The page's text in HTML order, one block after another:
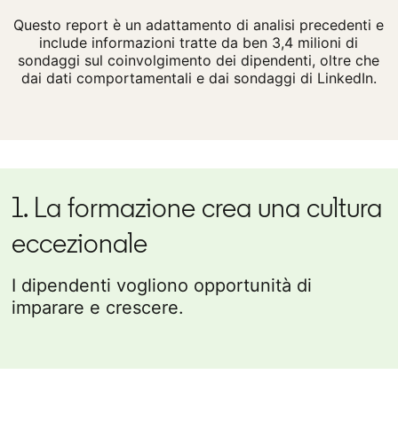
Questo report è un adattamento di analisi precedenti e
include informazioni tratte da ben 3,4 milioni di
sondaggi sul coinvolgimento dei dipendenti, oltre che
dai dati comportamentali e dai sondaggi di LinkedIn.
1. La formazione crea una cultura
eccezionale
I dipendenti vogliono opportunità di
imparare e crescere.